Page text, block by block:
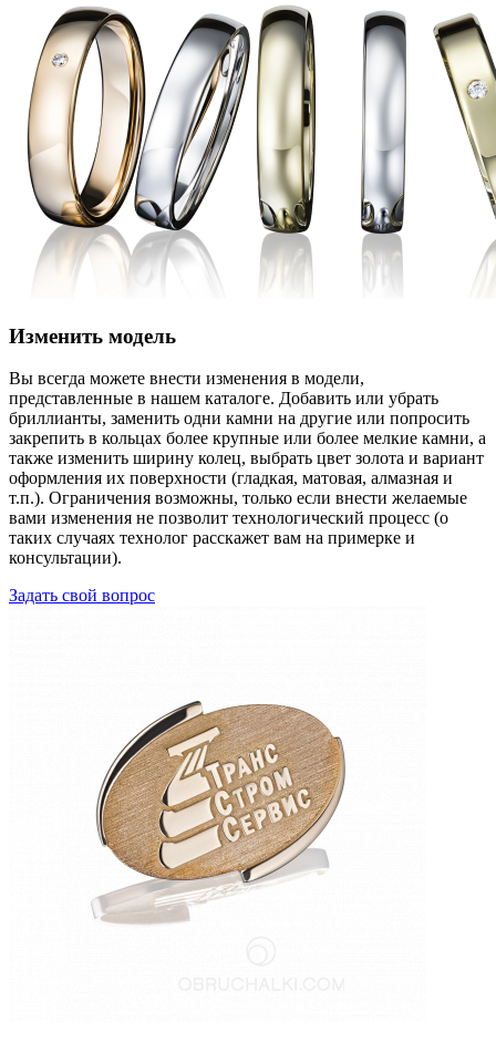
Изменить модель
Вы всегда можете внести изменения в модели,
представленные в нашем каталоге. Добавить или убрать
бриллианты, заменить одни камни на другие или попросить
закрепить в кольцах более крупные или более мелкие камни, а
также изменить ширину колец, выбрать цвет золота и вариант
оформления их поверхности (гладкая, матовая, алмазная и
т.п.). Ограничения возможны, только если внести желаемые
вами изменения не позволит технологический процесс (о
таких случаях технолог расскажет вам на примерке и
консультации).
Задать свой вопрос